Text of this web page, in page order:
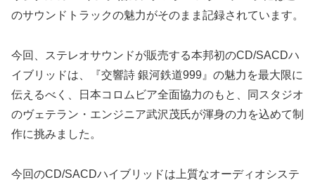
のサウンドトラックの魅力がそのまま記録されています。
今回、ステレオサウンドが販売する本邦初のCD/SACDハ
イブリッドは、『交響詩 銀河鉄道999』の魅力を最大限に
伝えるべく、日本コロムビア全面協力のもと、同スタジオ
のヴェテラン・エンジニア武沢茂氏が渾身の力を込めて制
作に挑みました。
今回のCD/SACDハイブリッドは上質なオーディオシステ